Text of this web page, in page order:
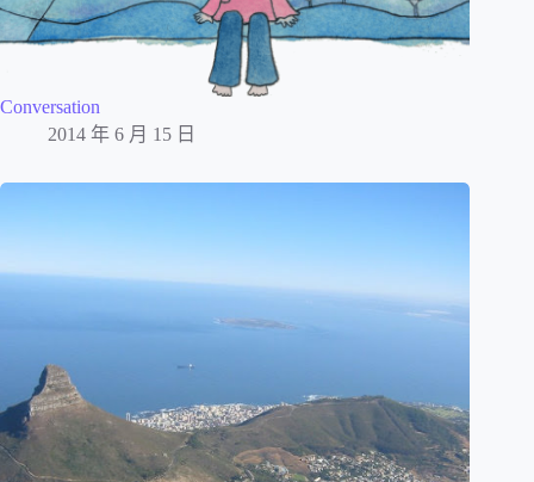
Conversation
2014 年 6 月 15 日